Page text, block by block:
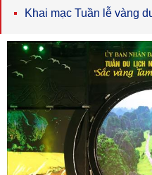
Khai mạc Tuần lễ vàng